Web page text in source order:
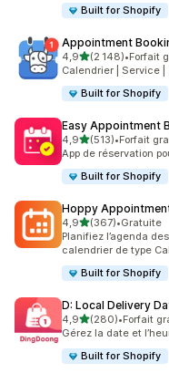
Built for Shopify
Appointment
4,9étoile(s) sur 5
(2 148)
2148 avis au total
•Forfait
Calendrier | Service |
Built for Shopify
Easy Appointment
4,9étoile(s) sur 5
(513)
513 avis au total
•Forfait
App de réservation
Built for Shopify
Hoppy
4,9étoile(s) sur 5
(367)
367 avis au total
•Gratuite
Planifiez l’agenda
calendrier de type
Built for Shopify
D: Local Delivery
4,9étoile(s) sur 5
(280)
280 avis au total
•Forfait
Gérez la date et
Built for Shopify